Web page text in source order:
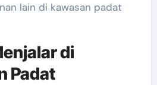
lain di kawasan padat
di
Padat